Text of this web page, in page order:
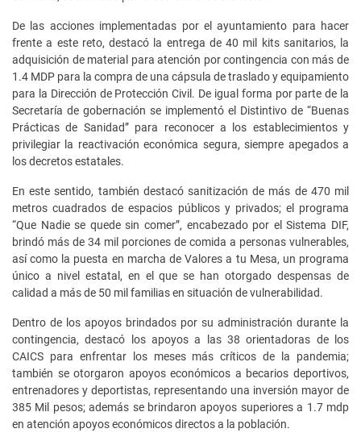
De las acciones implementadas por el ayuntamiento para hacer
frente a este reto, destacó la entrega de 40 mil kits sanitarios, la
adquisición de material para atención por contingencia con más de
1.4 MDP para la compra de una cápsula de traslado y equipamiento
para la Dirección de Protección Civil. De igual forma por parte de la
Secretaría de gobernación se implementó el Distintivo de “Buenas
Prácticas de Sanidad” para reconocer a los establecimientos y
privilegiar la reactivación económica segura, siempre apegados a
los decretos estatales.
En este sentido, también destacó sanitización de más de 470 mil
metros cuadrados de espacios públicos y privados; el programa
“Que Nadie se quede sin comer”, encabezado por el Sistema DIF,
brindó más de 34 mil porciones de comida a personas vulnerables,
así como la puesta en marcha de Valores a tu Mesa, un programa
único a nivel estatal, en el que se han otorgado despensas de
calidad a más de 50 mil familias en situación de vulnerabilidad.
Dentro de los apoyos brindados por su administración durante la
contingencia, destacó los apoyos a las 38 orientadoras de los
CAICS para enfrentar los meses más críticos de la pandemia;
también se otorgaron apoyos económicos a becarios deportivos,
entrenadores y deportistas, representando una inversión mayor de
385 Mil pesos; además se brindaron apoyos superiores a 1.7 mdp
en atención apoyos económicos directos a la población.